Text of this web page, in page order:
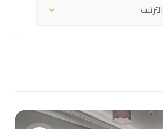
الترتيب